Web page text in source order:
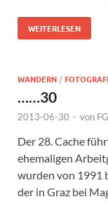
WEITERLESEN
WANDERN /
……30
2013-06-30 - von
Der 28. Cache
ehemaligen
wurden von 1991
der in Graz bei